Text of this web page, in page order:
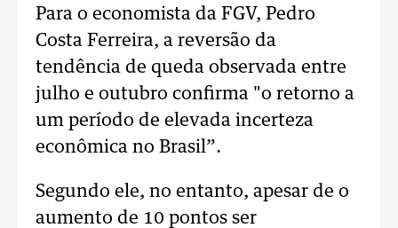
Para o economista da FGV, Pedro
Costa Ferreira, a reversão da
tendência de queda observada entre
julho e outubro confirma "o retorno a
um período de elevada incerteza
econômica no Brasil”.
Segundo ele, no entanto, apesar de o
aumento de 10 pontos ser